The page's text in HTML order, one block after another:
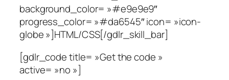
background_color= »#e9e9e9″
progress_color= »#da6545″ icon= »icon-
globe »]HTML/CSS[/gdlr_skill_bar]
[gdlr_code title= »Get the code »
active= »no »]